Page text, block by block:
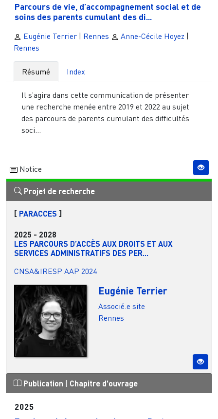
Parcours de vie, d’accompagnement social et de
soins des parents cumulant des di...
Eugénie Terrier | Rennes Anne-Cécile Hoyez |
Rennes
Résumé Index
Il s’agira dans cette communication de présenter
une recherche menée entre 2019 et 2022 au sujet
des parcours de parents cumulant des difficultés
soci...
Notice
Projet de recherche
[ PARACCES ]
2025 - 2028
LES PARCOURS D’ACCÈS AUX DROITS ET AUX
SERVICES ADMINISTRATIFS DES PER...
CNSA&IRESP AAP 2024
Eugénie Terrier
Associé.e site
Rennes
Publication | Chapitre d'ouvrage
2025